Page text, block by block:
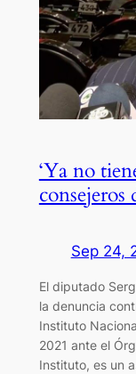
‘Ya no
Sep 24,
El diputado
la denuncia
Instituto
2021 ante el
Instituto, es un